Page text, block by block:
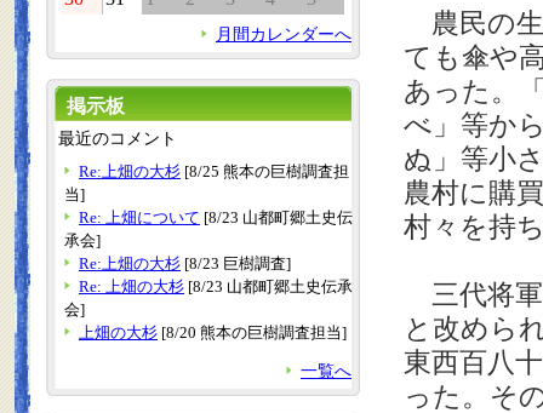
農民の生
ても傘や
あった。
べ」等か
ぬ」等小
農村に購
村々を持
三代将軍
と改めら
東西百八
った。そ
月間カレンダーへ
掲示板
最近のコメント
Re:上畑の大杉 [8/25 熊本の巨樹調査担
当]
Re: 上畑について [8/23 山都町郷土史伝
承会]
Re:上畑の大杉 [8/23 巨樹調査]
Re: 上畑の大杉 [8/23 山都町郷土史伝承
会]
上畑の大杉 [8/20 熊本の巨樹調査担当]
一覧へ